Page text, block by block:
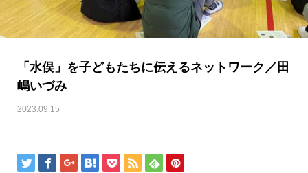
「水俣」を子どもたちに伝えるネットワーク／田
嶋いづみ
2023.09.15